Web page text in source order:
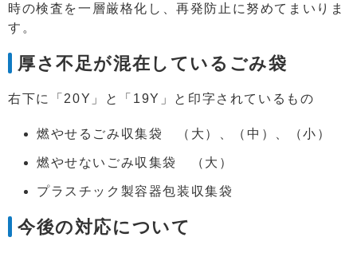
時の検査を一層厳格化し、再発防止に努めてまいりま
す。
厚さ不足が混在しているごみ袋
右下に「20Y」と「19Y」と印字されているもの
燃やせるごみ収集袋 （大）、（中）、（小）
燃やせないごみ収集袋 （大）
プラスチック製容器包装収集袋
今後の対応について